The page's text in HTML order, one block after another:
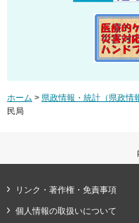
ホーム > 県政情報・統計（県政情
民局
リンク・著作権・免責事項
個人情報の取扱いについて